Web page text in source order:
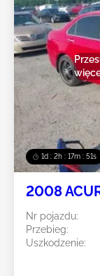
1d : 2h : 17m : 48s
2008
Nr pojazdu:
Przebieg:
Uszkodzenie: